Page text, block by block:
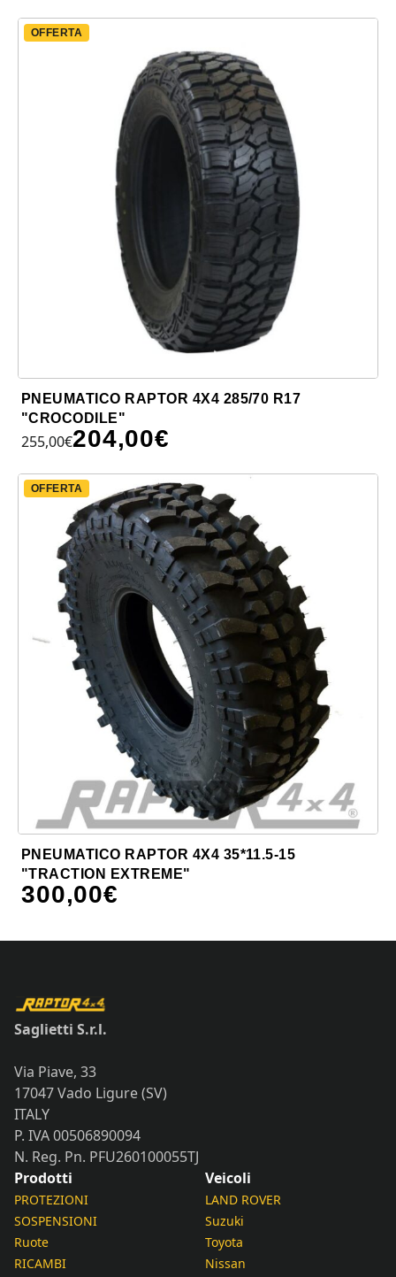
OFFERTA
PNEUMATICO RAPTOR 4X4 285/70 R17
"CROCODILE"
255,00€204,00€
OFFERTA
PNEUMATICO RAPTOR 4X4 35*11.5-15
"TRACTION EXTREME"
300,00€
Saglietti S.r.l.
Via Piave, 33
17047 Vado Ligure (SV)
ITALY
P. IVA 00506890094
N. Reg. Pn. PFU260100055TJ
Prodotti
PROTEZIONI
SOSPENSIONI
Ruote
RICAMBI
Veicoli
LAND ROVER
Suzuki
Toyota
Nissan